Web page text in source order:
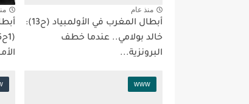
منذ عام
أبطال المغرب في الأولمبياد (ح13):
خالد بولامي.. عندما خطف
البرونزية...
www